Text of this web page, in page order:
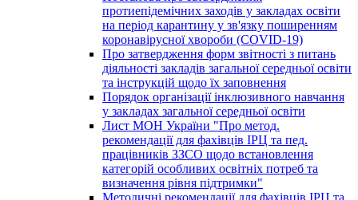
протиепідемічних заходів у закладах освіти
на період карантину у зв'язку поширенням
коронавірусної хвороби (COVID-19)
Про затвердження форм звітності з питань
діяльності закладів загальної середньої освіти
та інструкцій щодо їх заповнення
Порядок організації інклюзивного навчання
у закладах загальної середньої освіти
Лист МОН України "Про метод.
рекомендації для фахівців ІРЦ та пед.
працівників ЗЗСО щодо встановлення
категорій особливих освітніх потреб та
визначення рівня підтримки"
Методичні рекомендації для фахівців ІРЦ та